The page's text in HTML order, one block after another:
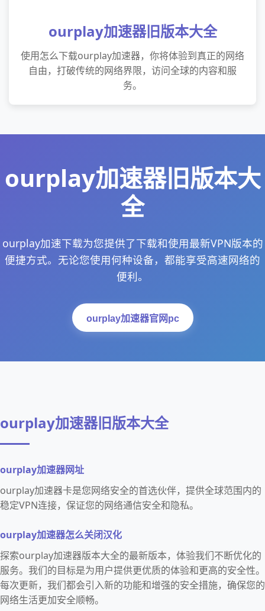
ourplay加速器旧版本大全
使用怎么下载ourplay加速器，你将体验到真正的网络
自由，打破传统的网络界限，访问全球的内容和服
务。
ourplay加速器旧版本大
全
ourplay加速下载为您提供了下载和使用最新VPN版本的
便捷方式。无论您使用何种设备，都能享受高速网络的
便利。
ourplay加速器官网pc
ourplay加速器旧版本大全
ourplay加速器网址
ourplay加速器卡是您网络安全的首选伙伴，提供全球范围内的
稳定VPN连接，保证您的网络通信安全和隐私。
ourplay加速器怎么关闭汉化
探索ourplay加速器版本大全的最新版本，体验我们不断优化的
服务。我们的目标是为用户提供更优质的体验和更高的安全性。
每次更新，我们都会引入新的功能和增强的安全措施，确保您的
网络生活更加安全顺畅。